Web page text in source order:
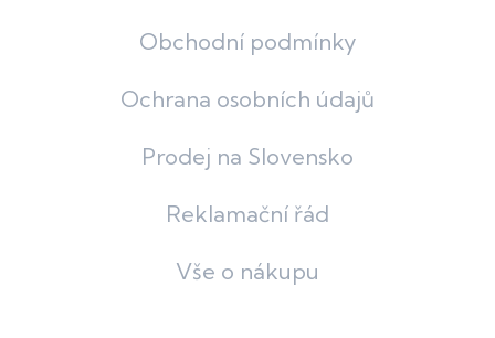
Obchodní podmínky
Ochrana osobních údajů
Prodej na Slovensko
Reklamační řád
Vše o nákupu